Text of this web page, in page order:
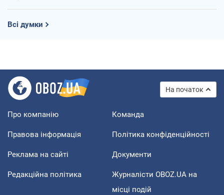
Всі думки
На початок
Про компанію Команда
Правова інформація Політика конфіденційності
Реклама на сайті Документи
Редакційна політика
Журналісти OBOZ.UA на
місці подій